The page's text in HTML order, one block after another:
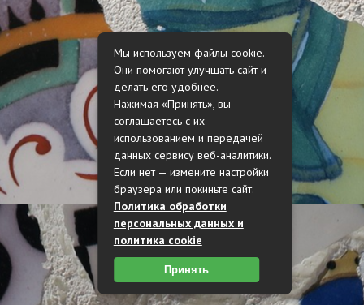
Мы используем файлы cookie.
Они помогают улучшать сайт и
делать его удобнее.
Нажимая «Принять», вы
соглашаетесь с их
использованием и передачей
данных сервису веб-аналитики.
Если нет — измените настройки
браузера или покиньте сайт.
Политика обработки
персональных данных и
политика cookie
Принять